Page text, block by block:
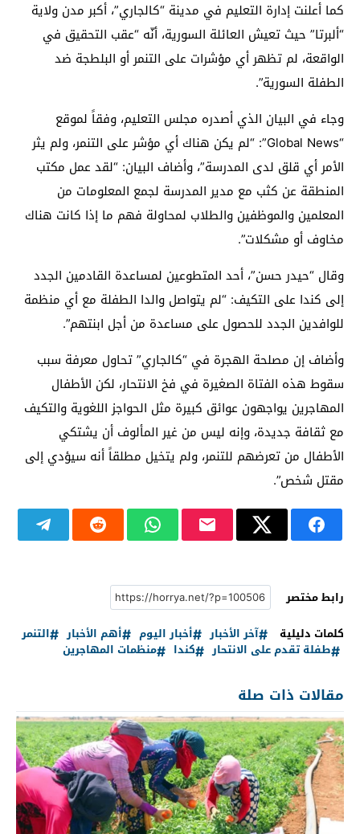
كما أعلنت إدارة التعليم في مدينة “كالجاري”، أكبر مدن ولاية
“ألبرتا” حيث تعيش العائلة السورية، أنّه “عقب التحقيق في
الواقعة، لم تظهر أي مؤشرات على التنمر أو البلطجة ضد
الطفلة السورية”.
وجاء في البيان الذي أصدره مجلس التعليم، وفقاً لموقع
“Global News”: “لم يكن هناك أي مؤشر على التنمر، ولم يثر
الأمر أي قلق لدى المدرسة”، وأضاف البيان: “لقد عمل مكتب
المنطقة عن كثب مع مدير المدرسة لجمع المعلومات من
المعلمين والموظفين والطلاب لمحاولة فهم ما إذا كانت هناك
مخاوف أو مشكلات”.
وقال “حيدر حسن”، أحد المتطوعين لمساعدة القادمين الجدد
إلى كندا على التكيف: “لم يتواصل والدا الطفلة مع أي منظمة
للوافدين الجدد للحصول على مساعدة من أجل ابنتهم”.
وأضاف إن مصلحة الهجرة في “كالجاري” تحاول معرفة سبب
سقوط هذه الفتاة الصغيرة في فخ الانتحار، لكن الأطفال
المهاجرين يواجهون عوائق كبيرة مثل الحواجز اللغوية والتكيف
مع ثقافة جديدة، وإنه ليس من غير المألوف أن يشتكي
الأطفال من تعرضهم للتنمر، ولم يتخيل مطلقاً أنه سيؤدي إلى
مقتل شخص”.
رابط مختصر
كلمات دليلية
آخر الأخبار أخبار اليوم أهم الأخبار
التنمر
طفلة تقدم على الانتحار
كندا منظمات المهاجرين
مقالات ذات صلة